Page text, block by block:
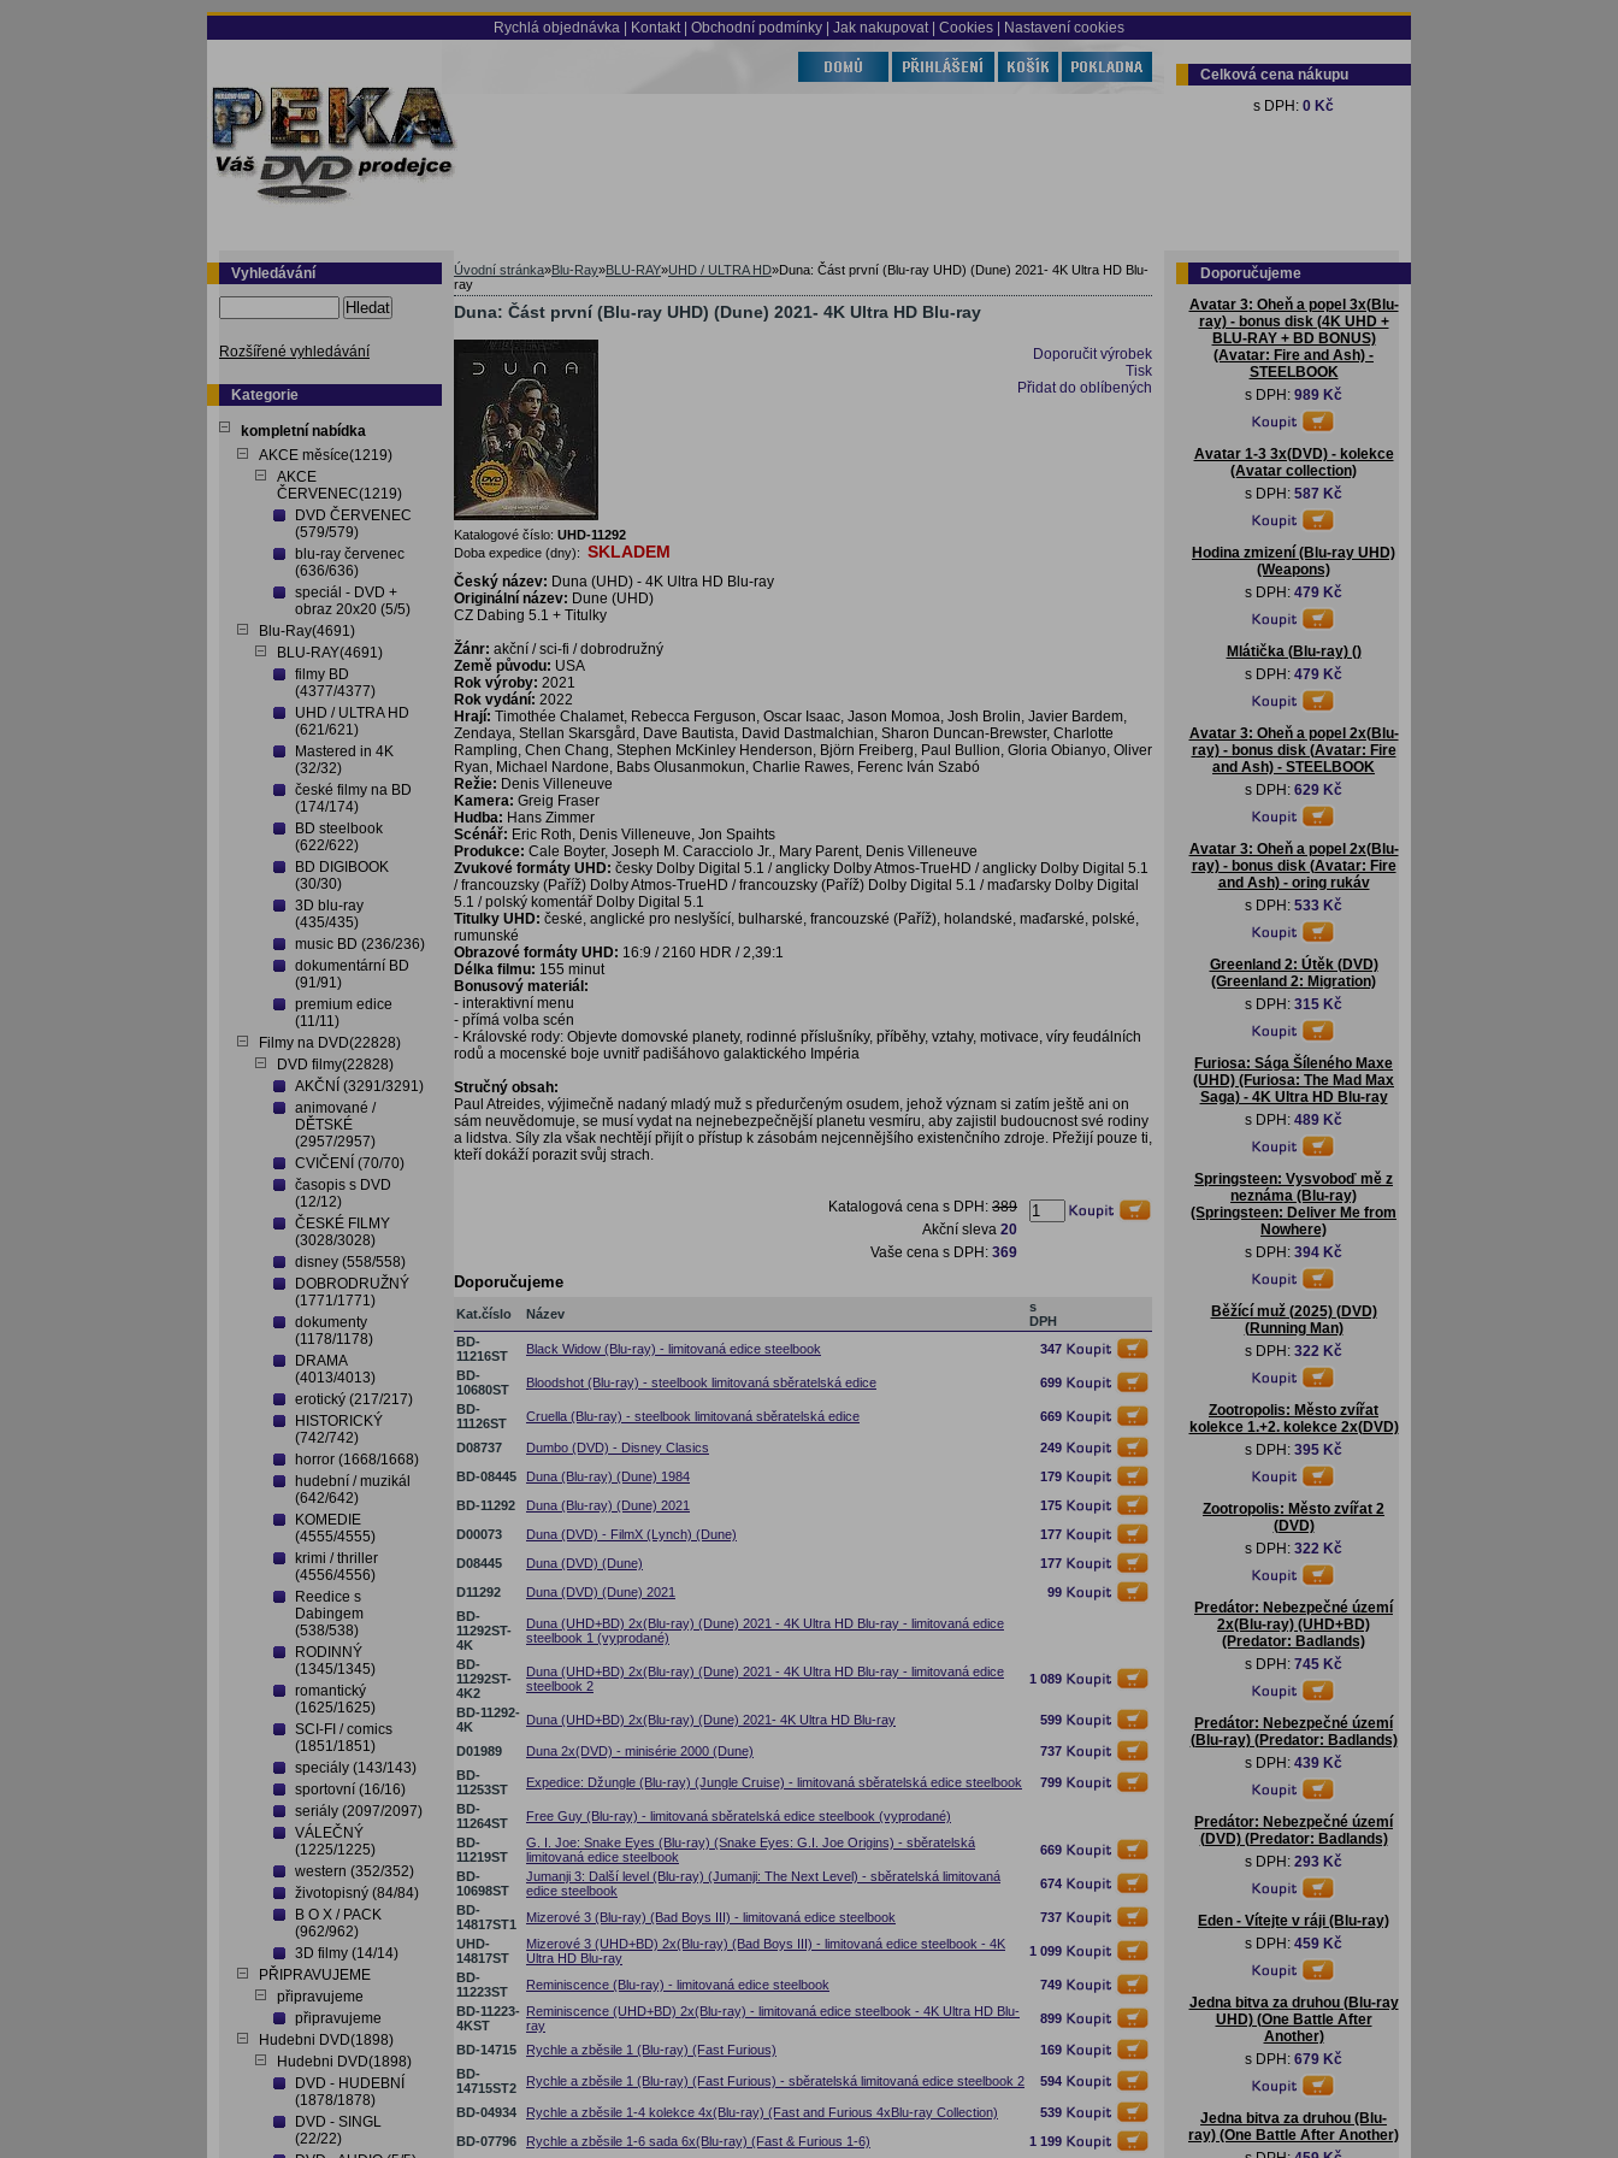
Rychlá objednávka Kontakt Obchodní podmínky Jak nakupovat | Cookies | Nastavení cookies
Celková cena nákupu
s DPH: 0 Kč
Vyhledávání
Hledat
Rozšířené vyhledávání
Kategorie
kompletní nabídka
AKCE měsíce(1219)
AKCE
ČERVENEC(1219)
DVD ČERVENEC
(579/579)
blu-ray červenec
(636/636)
speciál - DVD +
obraz 20x20 (5/5)
Blu-Ray(4691)
BLU-RAY(4691)
filmy BD
(4377/4377)
UHD / ULTRA HD
(621/621)
Mastered in 4K
(32/32)
české filmy na BD
(174/174)
BD steelbook
(622/622)
BD DIGIBOOK
(30/30)
3D blu-ray
(435/435)
music BD (236/236)
dokumentární BD
(91/91)
premium edice
(11/11)
Filmy na DVD(22828)
DVD filmy(22828)
AKČNÍ (3291/3291)
animované /
DĚTSKÉ
(2957/2957)
CVIČENÍ (70/70)
časopis s DVD
(12/12)
ČESKÉ FILMY
(3028/3028)
disney (558/558)
DOBRODRUŽNÝ
(1771/1771)
dokumenty
(1178/1178)
DRAMA
(4013/4013)
erotický (217/217)
HISTORICKÝ
(742/742)
horror (1668/1668)
hudební / muzikál
(642/642)
KOMEDIE
(4555/4555)
krimi / thriller
(4556/4556)
Reedice s
Dabingem
(538/538)
RODINNÝ
(1345/1345)
romantický
(1625/1625)
SCI-FI / comics
(1851/1851)
speciály (143/143)
sportovní (16/16)
seriály (2097/2097)
VÁLEČNÝ
(1225/1225)
western (352/352)
životopisný (84/84)
B O X / PACK
(962/962)
3D filmy (14/14)
PŘIPRAVUJEME
připravujeme
připravujeme
Hudebni DVD(1898)
Hudebni DVD(1898)
DVD - HUDEBNÍ
(1878/1878)
DVD - SINGL
(22/22)
Úvodní stránka»Blu-Ray»BLU-RAY»UHD / ULTRA HD»Duna: Část první (Blu-ray UHD) (Dune) 2021- 4K Ultra HD Blu-
ray
Duna: Část první (Blu-ray UHD) (Dune) 2021- 4K Ultra HD Blu-ray
Doporučit výrobek
Tisk
Přidat do oblíbených
Katalogové číslo: UHD-11292
Doba expedice (dny): SKLADEM
Český název: Duna (UHD) - 4K Ultra HD Blu-ray
Originální název: Dune (UHD)
CZ Dabing 5.1 + Titulky
Žánr: akční / sci-fi / dobrodružný
Země původu: USA
Rok výroby: 2021
Rok vydání: 2022
Hrají: Timothée Chalamet, Rebecca Ferguson, Oscar Isaac, Jason Momoa, Josh Brolin, Javier Bardem,
Zendaya, Stellan Skarsgård, Dave Bautista, David Dastmalchian, Sharon Duncan-Brewster, Charlotte
Rampling, Chen Chang, Stephen McKinley Henderson, Björn Freiberg, Paul Bullion, Gloria Obianyo, Oliver
Ryan, Michael Nardone, Babs Olusanmokun, Charlie Rawes, Ferenc Iván Szabó
Režie: Denis Villeneuve
Kamera: Greig Fraser
Hudba: Hans Zimmer
Scénář: Eric Roth, Denis Villeneuve, Jon Spaihts
Produkce: Cale Boyter, Joseph M. Caracciolo Jr., Mary Parent, Denis Villeneuve
Zvukové formáty UHD: česky Dolby Digital 5.1 / anglicky Dolby Atmos-TrueHD / anglicky Dolby Digital 5.1
/ francouzsky (Paříž) Dolby Atmos-TrueHD / francouzsky (Paříž) Dolby Digital 5.1 / maďarsky Dolby Digital
5.1 / polský komentář Dolby Digital 5.1
Titulky UHD: české, anglické pro neslyšící, bulharské, francouzské (Paříž), holandské, maďarské, polské,
rumunské
Obrazové formáty UHD: 16:9 / 2160 HDR / 2,39:1
Délka filmu: 155 minut
Bonusový materiál:
- interaktivní menu
- přímá volba scén
- Královské rody: Objevte domovské planety, rodinné příslušníky, příběhy, vztahy, motivace, víry feudálních
rodů a mocenské boje uvnitř padišáhovo galaktického Impéria
Stručný obsah:
Paul Atreides, výjimečně nadaný mladý muž s předurčeným osudem, jehož význam si zatím ještě ani on
sám neuvědomuje, se musí vydat na nejnebezpečnější planetu vesmíru, aby zajistil budoucnost své rodiny
a lidstva. Síly zla však nechtějí přijít o přístup k zásobám nejcennějšího existenčního zdroje. Přežijí pouze ti,
kteří dokáží porazit svůj strach.
Katalogová cena s DPH: 389
Akční sleva 20
Vaše cena s DPH: 369
Doporučujeme
Kat.číslo Název
s
DPH
BD-
11216ST
Black Widow (Blu-ray) - limitovaná edice steelbook
347
BD-
10680ST
Bloodshot (Blu-ray) - steelbook limitovaná sběratelská edice
699
BD-
11126ST
Cruella (Blu-ray) - steelbook limitovaná sběratelská edice 669
D08737 Dumbo (DVD) - Disney Clasics
249
BD-08445
Duna (Blu-ray) (Dune) 1984
179
BD-11292
Duna (Blu-ray) (Dune) 2021
175
D00073
Duna (DVD) - FilmX (Lynch) (Dune)
177
D08445
Duna (DVD) (Dune)
177
D11292
Duna (DVD) (Dune) 2021
99
BD-
11292ST-
4K
Duna (UHD+BD) 2x(Blu-ray) (Dune) 2021 - 4K Ultra HD Blu-ray - limitovaná edice
steelbook 1 (vyprodané)
BD-
11292ST-
4K2
Duna (UHD+BD) 2x(Blu-ray) (Dune) 2021 - 4K Ultra HD Blu-ray - limitovaná edice
steelbook 2
1 089
BD-11292-
4K
Duna (UHD+BD) 2x(Blu-ray) (Dune) 2021- 4K Ultra HD Blu-ray 599
D01989 Duna 2x(DVD) - minisérie 2000 (Dune)
737
BD-
11253ST
Expedice: Džungle (Blu-ray) (Jungle Cruise) - limitovaná sběratelská edice steelbook
799
BD-
11264ST
Free Guy (Blu-ray) - limitovaná sběratelská edice steelbook (vyprodané)
BD-
11219ST
G. I. Joe: Snake Eyes (Blu-ray) (Snake Eyes: G.I. Joe Origins) - sběratelská
limitovaná edice steelbook
669
BD-
10698ST
Jumanji 3: Další level (Blu-ray) (Jumanji: The Next Level) - sběratelská limitovaná
edice steelbook
674
BD-
14817ST1
Mizerové 3 (Blu-ray) (Bad Boys III) - limitovaná edice steelbook
737
UHD-
14817ST
Mizerové 3 (UHD+BD) 2x(Blu-ray) (Bad Boys III) - limitovaná edice steelbook - 4K
Ultra HD Blu-ray
1 099
BD-
11223ST
Reminiscence (Blu-ray) - limitovaná edice steelbook
749
BD-11223-
4KST
Reminiscence (UHD+BD) 2x(Blu-ray) - limitovaná edice steelbook - 4K Ultra HD Blu-
ray
899
BD-14715 Rychle a zběsile 1 (Blu-ray) (Fast Furious)
169
BD-
14715ST2
Rychle a zběsile 1 (Blu-ray) (Fast Furious) - sběratelská limitovaná edice steelbook 2 594
BD-04934 Rychle a zběsile 1-4 kolekce 4x(Blu-ray) (Fast and Furious 4xBlu-ray Collection)
539
BD-07796
Rychle a zběsile 1-6 sada 6x(Blu-ray) (Fast & Furious 1-6)
1 199
Doporučujeme
Avatar 3: Oheň a popel 3x(Blu-
ray) - bonus disk (4K UHD +
BLU-RAY + BD BONUS)
(Avatar: Fire and Ash) -
STEELBOOK
s DPH: 989 Kč
Avatar 1-3 3x(DVD) - kolekce
(Avatar collection)
s DPH: 587 Kč
Hodina zmizení (Blu-ray UHD)
(Weapons)
s DPH: 479 Kč
Mlátička (Blu-ray) ()
s DPH: 479 Kč
Avatar 3: Oheň a popel 2x(Blu-
ray) - bonus disk (Avatar: Fire
and Ash) - STEELBOOK
s DPH: 629 Kč
Avatar 3: Oheň a popel 2x(Blu-
ray) - bonus disk (Avatar: Fire
and Ash) - oring rukáv
s DPH: 533 Kč
Greenland 2: Útěk (DVD)
(Greenland 2: Migration)
s DPH: 315 Kč
Furiosa: Sága Šíleného Maxe
(UHD) (Furiosa: The Mad Max
Saga) - 4K Ultra HD Blu-ray
s DPH: 489 Kč
Springsteen: Vysvoboď mě z
neznáma (Blu-ray)
(Springsteen: Deliver Me from
Nowhere)
s DPH: 394 Kč
Běžící muž (2025) (DVD)
(Running Man)
s DPH: 322 Kč
Zootropolis: Město zvířat
kolekce 1.+2. kolekce 2x(DVD)
s DPH: 395 Kč
Zootropolis: Město zvířat 2
(DVD)
s DPH: 322 Kč
Predátor: Nebezpečné území
2x(Blu-ray) (UHD+BD)
(Predator: Badlands)
s DPH: 745 Kč
Predátor: Nebezpečné území
(Blu-ray) (Predator: Badlands)
s DPH: 439 Kč
Predátor: Nebezpečné území
(DVD) (Predator: Badlands)
s DPH: 293 Kč
Eden - Vítejte v ráji (Blu-ray)
s DPH: 459 Kč
Jedna bitva za druhou (Blu-ray
UHD) (One Battle After
Another)
s DPH: 679 Kč
Jedna bitva za druhou (Blu-
ray) (One Battle After Another)